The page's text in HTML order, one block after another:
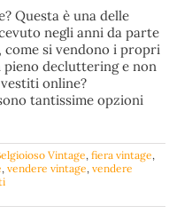
Online?
mercato vintage milano
vendere vintage online
Questa è una delle
negli anni da parte
si vendono i propri
pieno decluttering e non
online?
tantissime opzioni
Vintage, fiera vintage,
, vendere vintage, vendere